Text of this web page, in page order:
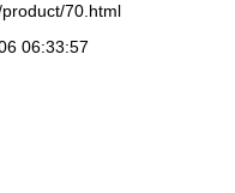
70.html
06:33:57